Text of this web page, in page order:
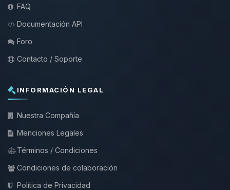
FAQ
Documentación API
Foro
Contacto / Soporte
INFORMACIÓN LEGAL
Nuestra Compañía
Menciones Legales
Términos / Condiciones
Condiciones de colaboración
Política de Privacidad